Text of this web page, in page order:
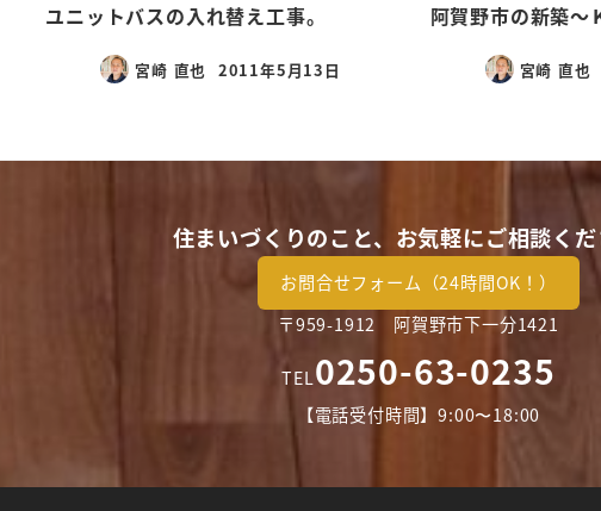
ユニットバスの入れ替え工事。
宮崎 直也
投稿日
2011年5月13日
阿賀野市の新築
宮崎 直也
住まいづくりのこと、お気軽にご相談くだ
お問合せフォーム（24時間OK！）
〒959-1912 阿賀野市下一分1421
TEL0250-63-0235
【電話受付時間】9:00〜18:00